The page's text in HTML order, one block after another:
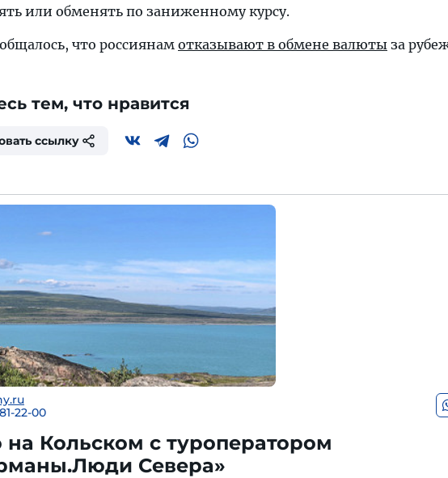
или обменять по заниженному курсу.
что россиянам отказывают в обмене валюты за
тем, что нравится
ссылку
22-00
на Кольском с туроператором
Севера»